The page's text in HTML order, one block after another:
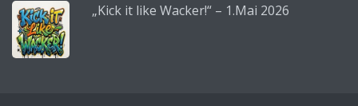
„Kick it like Wacker!“ – 1.Mai 2026